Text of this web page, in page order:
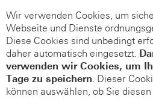
Wir verwenden Cookies, um
Webseite und Dienste
Diese Cookies sind unbedingt
daher automatisch eingesetzt.
verwenden wir Cookies, um
Tage zu speichern. Dieser
können auswählen, ob Sie